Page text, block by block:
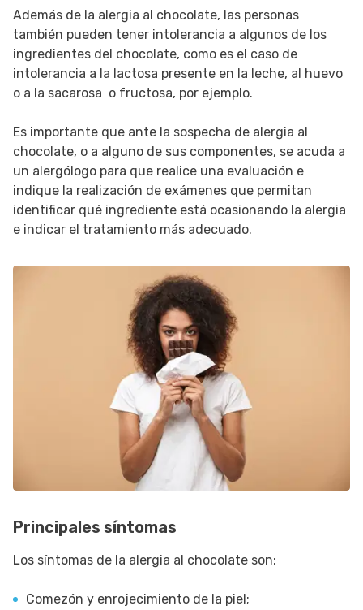
Además de la alergia al chocolate, las personas
también pueden tener intolerancia a algunos de los
ingredientes del chocolate, como es el caso de
intolerancia a la lactosa presente en la leche, al huevo
o a la sacarosa o fructosa, por ejemplo.
Es importante que ante la sospecha de alergia al
chocolate, o a alguno de sus componentes, se acuda a
un alergólogo para que realice una evaluación e
indique la realización de exámenes que permitan
identificar qué ingrediente está ocasionando la alergia
e indicar el tratamiento más adecuado.
Principales síntomas
Los síntomas de la alergia al chocolate son:
Comezón y enrojecimiento de la piel;